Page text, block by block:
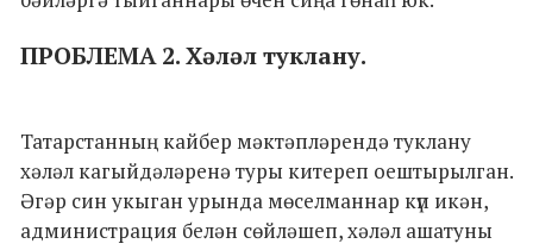
ПРОБЛЕМА 2. Хәләл туклану.
Татарстанның кайбер мәктәпләрендә туклану
хәләл кагыйдәләренә туры китереп оештырылган.
Әгәр син укыган урында мөселманнар күп икән,
администрация белән сөйләшеп, хәләл ашатуны